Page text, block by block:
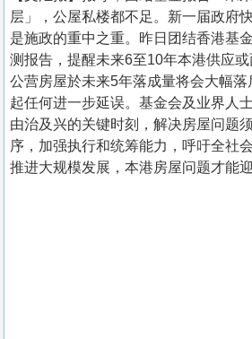
层」，公屋私楼都不足。新一届政府
是施政的重中之重。昨日团结香港基
测报告，提醒未来6至10年本港供应
公营房屋於未来5年落成量将会大幅
起任何进一步延误。基金会及业界人
由治及兴的关键时刻，解决房屋问题
序，加强执行和统筹能力，呼吁全社
推进大规模发展，本港房屋问题才能